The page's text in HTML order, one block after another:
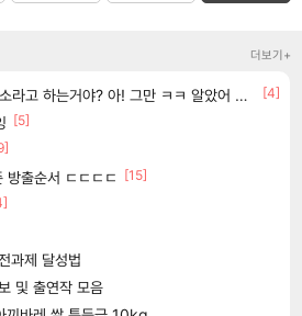
더보기+
고 하는거야? 아! 그만 ㅋㅋ 알았어 ㅋㅋ
[4]
[5]
방출순서 ㄷㄷㄷㄷ
[15]
과제 달성법
및 출연작 모음